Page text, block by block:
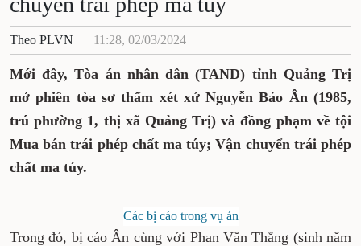
Theo PLVN 11:28, 02/03/2024
Mới đây, Tòa án nhân dân (TAND) tỉnh Quảng Trị
mở phiên tòa sơ thẩm xét xử Nguyễn Bảo Ân (1985,
trú phường 1, thị xã Quảng Trị) và đồng phạm về tội
Mua bán trái phép chất ma túy; Vận chuyển trái phép
chất ma túy.
Các bị cáo trong vụ án
Trong đó, bị cáo Ân cùng với Phan Văn Thắng (sinh năm